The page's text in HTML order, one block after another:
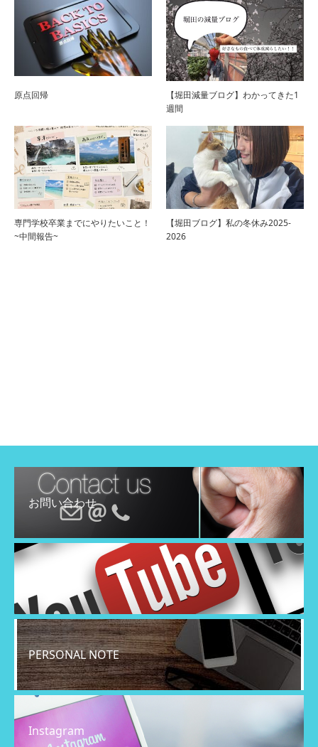
原点回帰
【堀田減量ブログ】わかってきた1
週間
専門学校卒業までにやりたいこと！
~中間報告~
【堀田ブログ】私の冬休み2025-
2026
お問い合わせ
PERSONAL NOTE
Instagram